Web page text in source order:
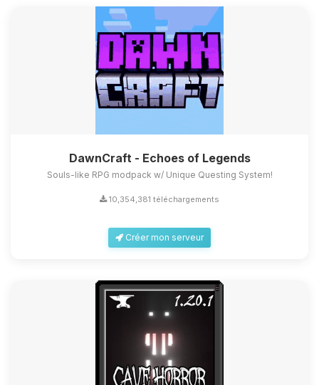
DawnCraft - Echoes of Legends
Souls-like RPG modpack w/ Unique Questing System!
10,354,381 téléchargements
Créer mon serveur